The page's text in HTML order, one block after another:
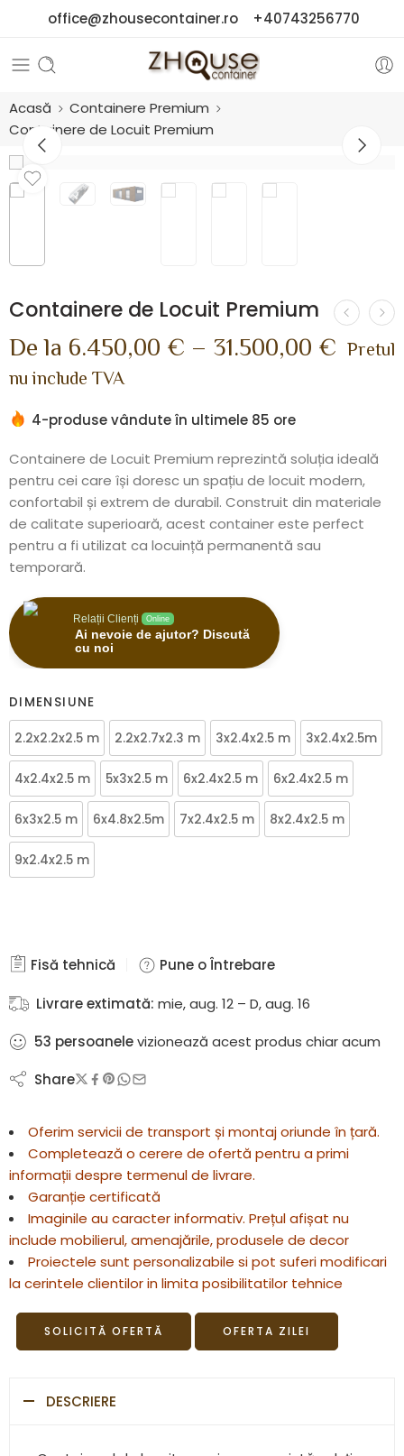
office@zhousecontainer.ro +40743256770
Acasă
Containere Premium
Containere de Locuit Premium
Containere de Locuit Premium
De la 6.450,00 € – 31.500,00 € Pretul
nu include TVA
Grăbește-te! Peste 4 persoană/e sunt interesați de
4-produse vândute în ultimele 85 ore
Containere de Locuit Premium reprezintă soluția ideală
pentru cei care își doresc un spațiu de locuit modern,
confortabil și extrem de durabil. Construit din materiale
de calitate superioară, acest container este perfect
pentru a fi utilizat ca locuință permanentă sau
Relații Clienți Online
Ai nevoie de ajutor? Discută
cu noi
DIMENSIUNE
2.2x2.2x2.5 m 2.2x2.7x2.3 m 3x2.4x2.5 m 3x2.4x2.5m
4x2.4x2.5 m 5x3x2.5 m 6x2.4x2.5 m 6x2.4x2.5 m
6x3x2.5 m 6x4.8x2.5m 7x2.4x2.5 m 8x2.4x2.5 m
9x2.4x2.5 m
Oferim servicii de transport și montaj oriunde în țară.
Completează o cerere de ofertă pentru a primi
informații despre termenul de livrare.
Garanție certificată
Imaginile au caracter informativ. Prețul afișat nu
include mobilierul, amenajările, produsele de decor
Proiectele sunt personalizabile si pot suferi modificari
SOLICITĂ OFERTĂ OFERTA ZILEI